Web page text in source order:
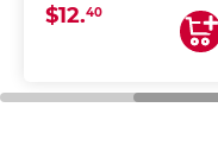
$12.40